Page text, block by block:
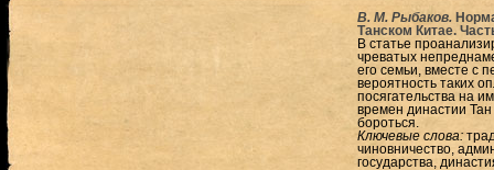
В. М. Рыбаков.
Танском Китае.
В статье
чреватых
его семьи, вместе с
вероятность таких
посягательства на
времен династии
бороться.
Ключевые слова:
чиновничество,
государства,